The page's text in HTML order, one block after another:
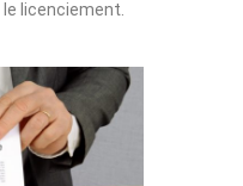
licenciement.